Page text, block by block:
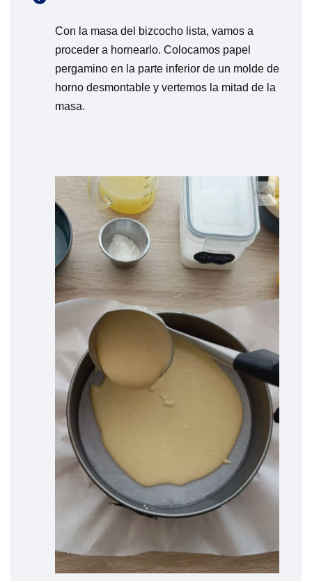
Con la masa del bizcocho lista, vamos a
proceder a hornearlo. Colocamos papel
pergamino en la parte inferior de un molde de
horno desmontable y vertemos la mitad de la
masa.